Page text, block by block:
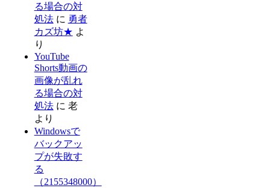
る場合の対
処法に 勇者
カズ坊★ よ
り
YouTube
Shorts動画の
画像が乱れ
る場合の対
処法に 老
より
Windowsで
バックアッ
プが失敗す
る
（2155348000）